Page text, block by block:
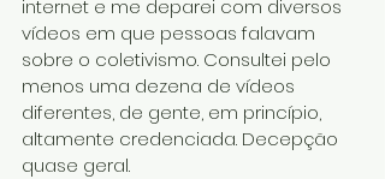
internet e me deparei com diversos
vídeos em que pessoas falavam
sobre o coletivismo. Consultei pelo
menos uma dezena de vídeos
diferentes, de gente, em princípio,
altamente credenciada. Decepção
quase geral.